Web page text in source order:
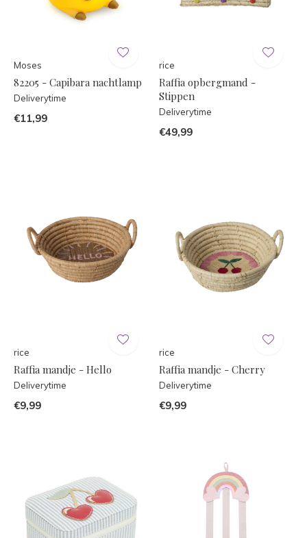
Moses
82205 - Capibara nachtlamp
Deliverytime
€11,99
rice
Raffia opbergmand -
Stippen
Deliverytime
€49,99
rice
Raffia mandje - Hello
Deliverytime
€9,99
rice
Raffia mandje - Cherry
Deliverytime
€9,99